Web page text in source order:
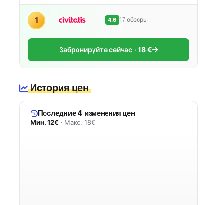
1 4.6 17 обзоры
Забронируйте сейчас 18 €
История цен
Последние 4 изменения цен
Мин. 12€ · Макс. 18€